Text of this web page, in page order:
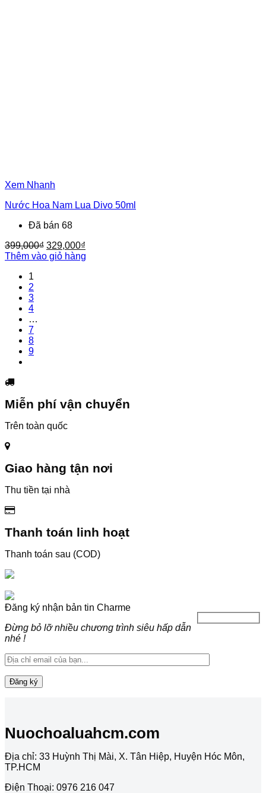
Xem Nhanh
Nước Hoa Nam Lua Divo 50ml
Đã bán 68
399,000₫ Giá
gốc
329,000₫
hiện
Thêm vào giỏ hàng
1
2
3
4
…
7
8
9
Miễn phí vận chuyển
Trên toàn quốc
Giao hàng tận nơi
Thu tiền tại nhà
Thanh toán linh hoạt
Thanh toán sau (COD)
Đăng ký nhận bản tin Charme
Đừng bỏ lỡ nhiều chương trình siêu hấp dẫn
nhé !
Nuochoaluahcm.com
Địa chỉ: 33 Huỳnh Thị Mài, X. Tân Hiệp, Huyện Hóc Môn,
TP.HCM
Điện Thoại: 0976 216 047